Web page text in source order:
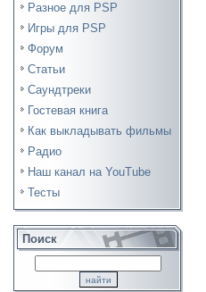
Разное для PSP
Игры для PSP
Форум
Статьи
Саундтреки
Гостевая книга
Как выкладывать фильмы
Радио
Наш канал на YouTube
Тесты
Поиск